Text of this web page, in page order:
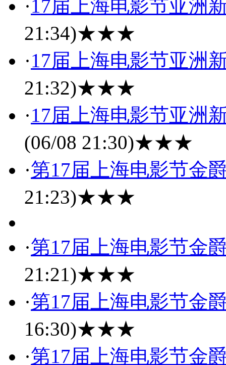
·17届上海电影节亚洲
21:34)★★★
·17届上海电影节亚洲
21:32)★★★
·17届上海电影节亚洲
(06/08 21:30)★★★
·第17届上海电影节金
21:23)★★★
·第17届上海电影节金
21:21)★★★
·第17届上海电影节金
16:30)★★★
·第17届上海电影节金